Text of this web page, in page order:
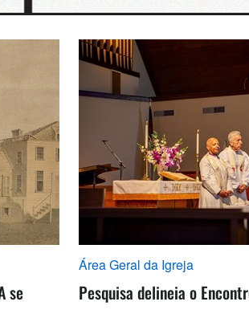
se
Área Geral da Igreja
Pesquisa delineia o